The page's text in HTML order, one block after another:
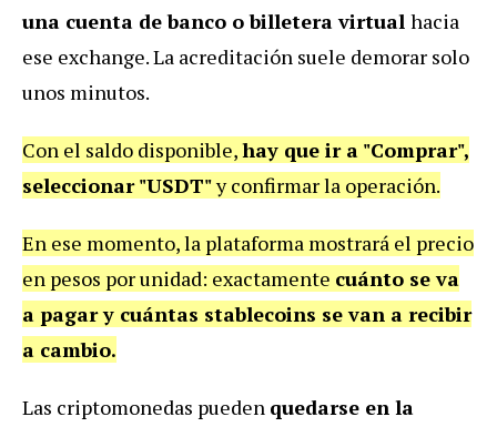
una cuenta de banco o billetera virtual hacia
ese exchange. La acreditación suele demorar solo
unos minutos.
Con el saldo disponible,hay que ir a "Comprar",
seleccionar "USDT"y confirmar la operación.
En ese momento, la plataforma mostrará el precio
en pesos por unidad: exactamente cuánto se va
a pagar y cuántas stablecoins se van a recibir
a cambio.
Las criptomonedas pueden quedarse en la